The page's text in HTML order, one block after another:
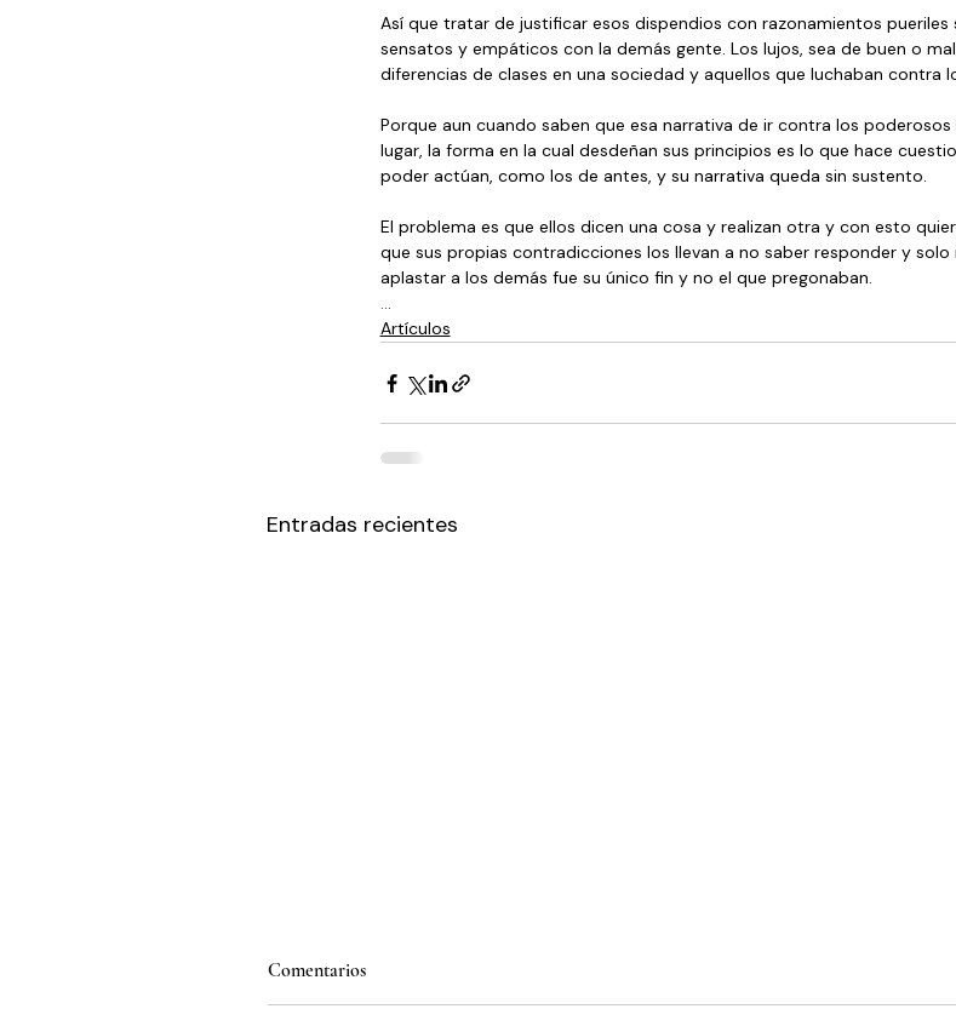
Así que tratar de justificar esos dispendios con razonamientos
sensatos y empáticos con la demás gente. Los lujos, sea de buen o
diferencias de clases en una sociedad y aquellos que luchaban contra
Porque aun cuando saben que esa narrativa de ir contra los
lugar, la forma en la cual desdeñan sus principios es lo que hace
poder actúan, como los de antes, y su narrativa queda sin sustento.
El problema es que ellos dicen una cosa y realizan otra y con esto
que sus propias contradicciones los llevan a no saber responder y
aplastar a los demás fue su único fin y no el que pregonaban.
...
Artículos
Entradas recientes
Comentarios